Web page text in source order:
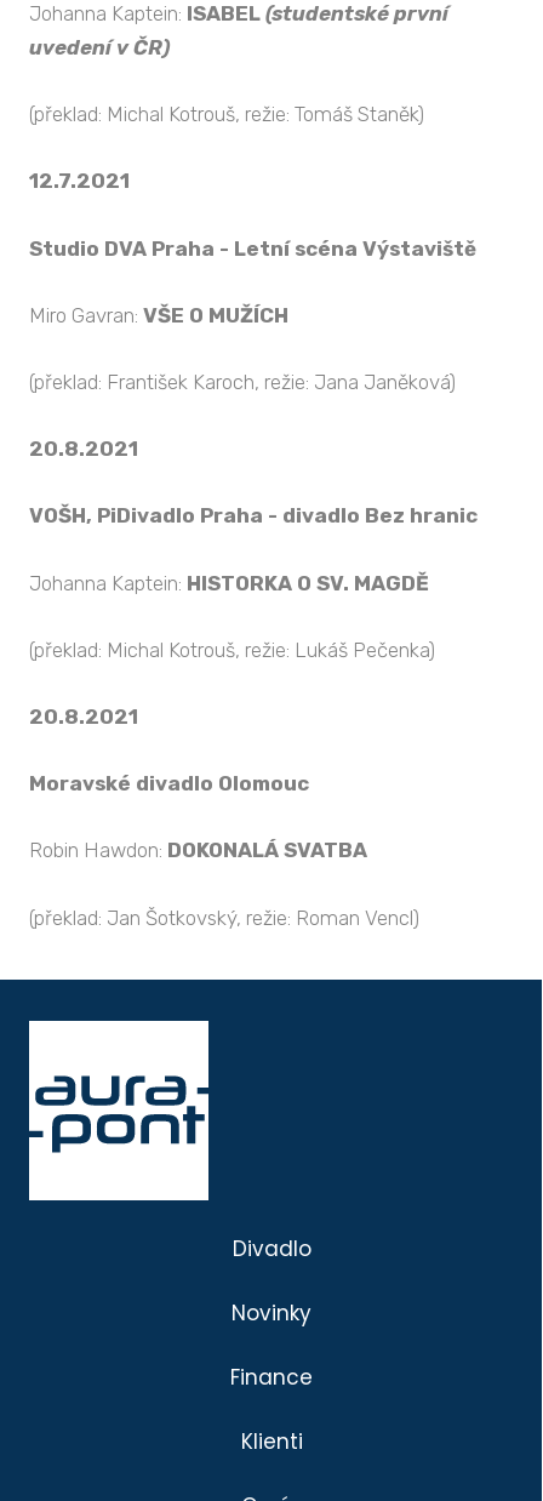
Johanna Kaptein: ISABEL (studentské první
uvedení v ČR)
(překlad: Michal Kotrouš, režie: Tomáš Staněk)
12.7.2021
Studio DVA Praha - Letní scéna Výstaviště
Miro Gavran: VŠE O MUŽÍCH
(překlad: František Karoch, režie: Jana Janěková)
20.8.2021
VOŠH, PiDivadlo Praha - divadlo Bez hranic
Johanna Kaptein: HISTORKA O SV. MAGDĚ
(překlad: Michal Kotrouš, režie: Lukáš Pečenka)
20.8.2021
Moravské divadlo Olomouc
Robin Hawdon: DOKONALÁ SVATBA
(překlad: Jan Šotkovský, režie: Roman Vencl)
Divadlo
Novinky
Finance
Klienti